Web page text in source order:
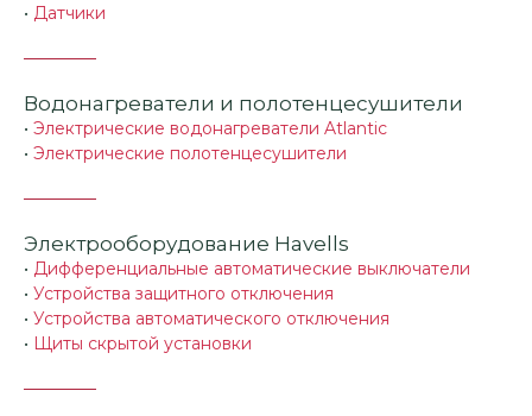
• Датчики
Водонагреватели и полотенцесушители
• Электрические водонагреватели Atlantic
• Электрические полотенцесушители
Электрооборудование Havells
• Дифференциальные автоматические выключатели
• Устройства защитного отключения
• Устройства автоматического отключения
• Щиты скрытой установки